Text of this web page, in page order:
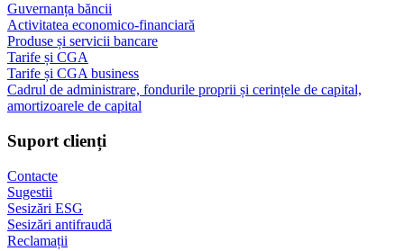
Guvernanța băncii
Activitatea economico-financiară
Produse și servicii bancare
Tarife și CGA
Tarife și CGA business
Cadrul de administrare, fondurile proprii și cerințele de capital,
amortizoarele de capital
Suport clienți
Contacte
Sugestii
Sesizări ESG
Sesizări antifraudă
Reclamații